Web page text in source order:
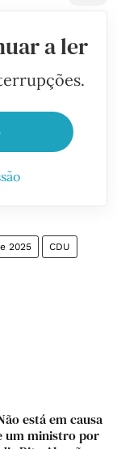
a ler
2025 CDU
está em causa
um ministro por